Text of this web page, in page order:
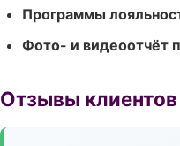
Программы
Фото- и видеоотчёт
Отзывы клиентов